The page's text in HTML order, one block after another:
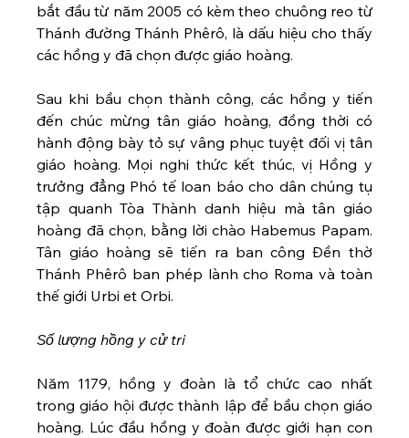
bắt đầu từ năm 2005 có kèm theo chuông reo từ
Thánh đường Thánh Phêrô, là dấu hiệu cho thấy
các hồng y đã chọn được giáo hoàng.
Sau khi bầu chọn thành công, các hồng y tiến
đến chúc mừng tân giáo hoàng, đồng thời có
hành động bày tỏ sự vâng phục tuyệt đối vị tân
giáo hoàng. Mọi nghi thức kết thúc, vị Hồng y
trưởng đẳng Phó tế loan báo cho dân chúng tụ
tập quanh Tòa Thành danh hiệu mà tân giáo
hoàng đã chọn, bằng lời chào Habemus Papam.
Tân giáo hoàng sẽ tiến ra ban công Đền thờ
Thánh Phêrô ban phép lành cho Roma và toàn
thế giới Urbi et Orbi.
Số lượng hồng y cử tri
Năm 1179, hồng y đoàn là tổ chức cao nhất
trong giáo hội được thành lập để bầu chọn giáo
hoàng. Lúc đầu hồng y đoàn được giới hạn con